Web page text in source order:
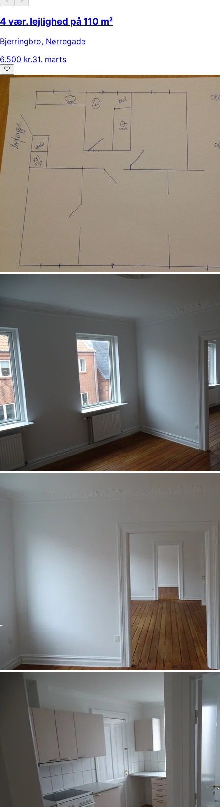
4 vær. lejlighed på 110 m²
Bjerringbro, Nørregade
6.500 kr.31. marts